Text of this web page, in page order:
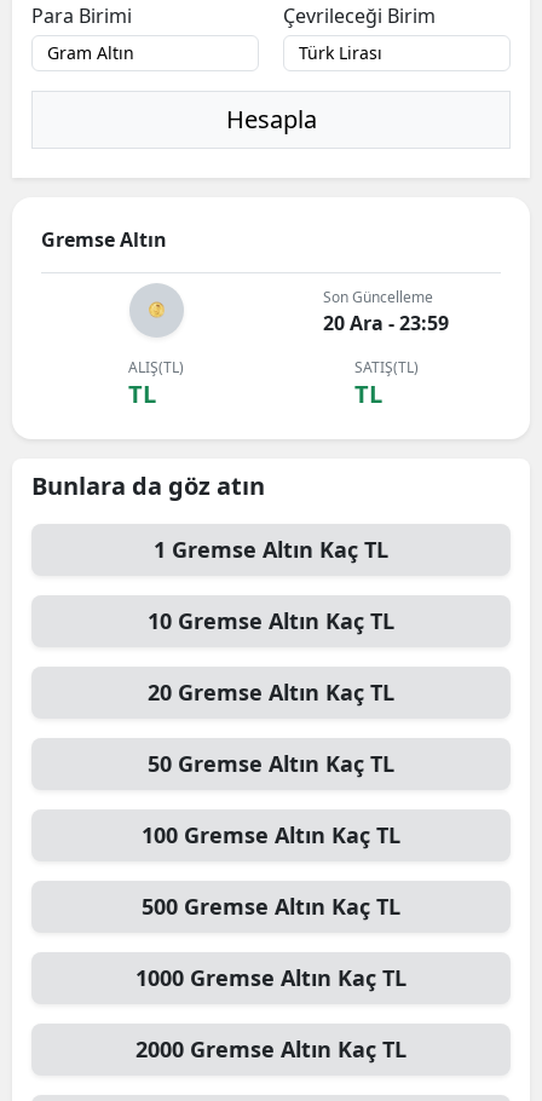
Para Birimi
Çevrileceği Birim
Hesapla
Gremse Altın
Son Güncelleme
20 Ara - 23:59
ALIŞ(TL)
TL
SATIŞ(TL)
TL
Bunlara da göz atın
1 Gremse Altın Kaç TL
10 Gremse Altın Kaç TL
20 Gremse Altın Kaç TL
50 Gremse Altın Kaç TL
100 Gremse Altın Kaç TL
500 Gremse Altın Kaç TL
1000 Gremse Altın Kaç TL
2000 Gremse Altın Kaç TL